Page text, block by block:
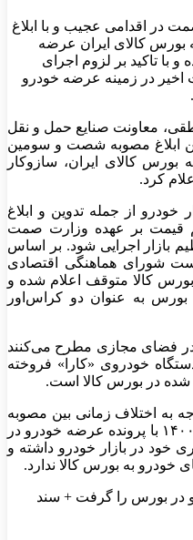
در اقدامی عجیب و با ابلاغ
بورس کالای ایران عرضه
با تاکید بر لزوم اجرای
اخیر در زمینه عرضه خودرو
معاونت صنایع حمل و نقل
ابلاغ مصوبه شصت و سومین
کالای ایران، سازوکار
کرد.
خودرو از جمله تدوین و ابلاغ
قیمت بر عهده وزارت صمت
بازار اجرایی شود. بر اساس
شورای هماهنگی اقتصادی
کالا متوقف اعلام شده و
بورس به عنوان دو کراس‌اور
در فضای مجازی مطرح می‌کنند
بودن تکلیف حدود ۱۰۰ دستگاه خودروی «کارا» فروخته
به اختلاف زمانی بین مصوبه
شورای هماهنگی اقتصادی در سال ۱۴۰۰ با پرونده عرضه خودرو در
خود در بازار خودرو داشته و
خودرو به بورس کالا ندارد.